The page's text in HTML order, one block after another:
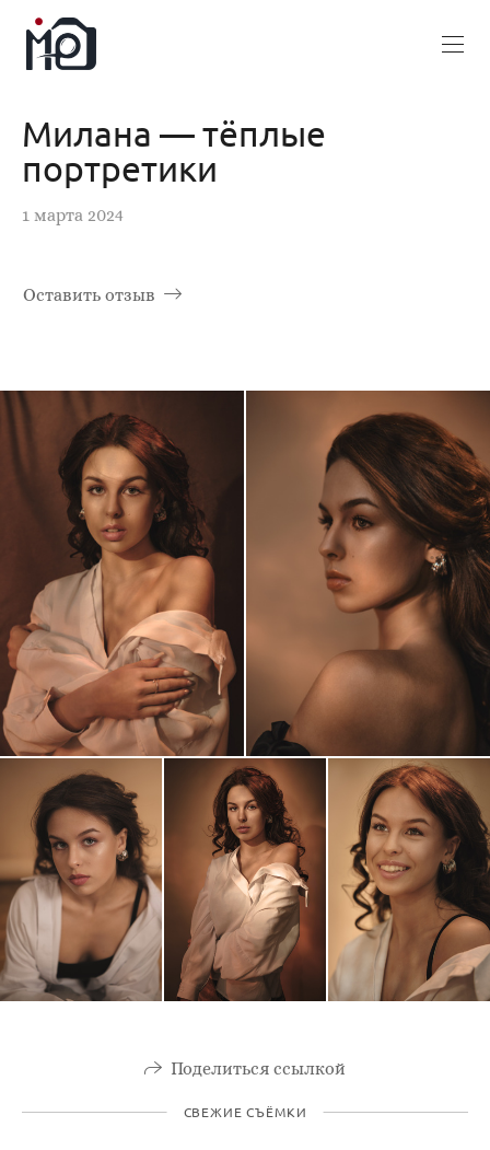
Милана — тёплые
портретики
1 марта 2024
Оставить отзыв
Поделиться ссылкой
СВЕЖИЕ СЪЁМКИ